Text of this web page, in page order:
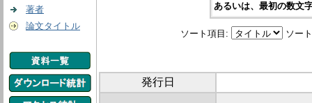
著者
論文タイトル
あるいは、最初の数文
ソート項目: ソー
発行日